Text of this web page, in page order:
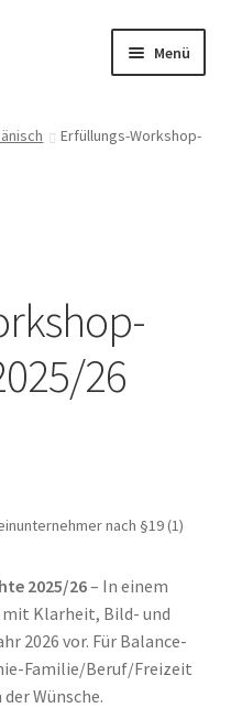
Menü
Erfüllungs-Workshop-
26
nach §19 (1)
2025/26– In einem
Klarheit, Bild- und
2026 vor. Für Balance-
Familie/Beruf/Freizeit
Wünsche.